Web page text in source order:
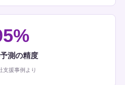
測の精度
支援事例より